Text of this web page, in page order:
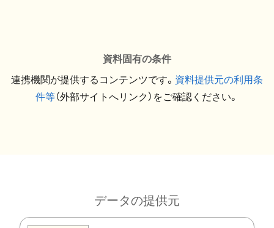
資料固有の条件
連携機関が提供するコンテンツです。 資料提供元の利用条
件等（外部サイトへリンク）をご確認ください。
データの提供元